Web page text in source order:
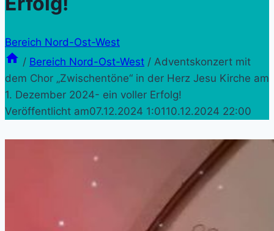
Bereich Nord-Ost-West
/ Bereich Nord-Ost-West / Adventskonzert mit
dem Chor „Zwischentöne“ in der Herz Jesu Kirche am
1. Dezember 2024- ein voller Erfolg!
Veröffentlicht am07.12.2024 1:0110.12.2024 22:00